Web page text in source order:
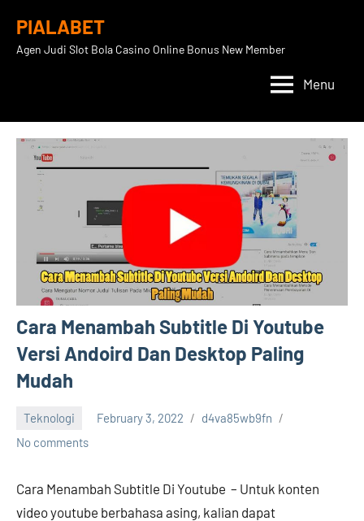
content
PIALABET
Agen Judi Slot Bola Casino Online Bonus New Member
Menu
Cara Menambah Subtitle Di Youtube
Versi Andoird Dan Desktop Paling
Mudah
Teknologi February 3, 2022
d4va85wb9fn
No comments
Cara Menambah Subtitle Di Youtube – Untuk konten
video youtube berbahasa asing, kalian dapat